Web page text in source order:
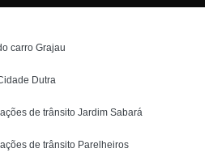
carro Grajau
Dutra
de trânsito Jardim Sabará
de trânsito Parelheiros